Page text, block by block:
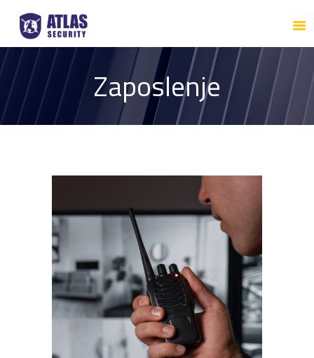
Zaposlenje
NASLOVNA
O NAMA
ATLAS SECURITY
SISTEM
ZAPOSLENJE